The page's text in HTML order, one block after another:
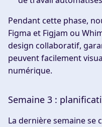
Pendant cette phase,
Figma et Figjam ou
design collaboratif,
peuvent facilement
numérique.
Semaine 3 :
La dernière semaine se